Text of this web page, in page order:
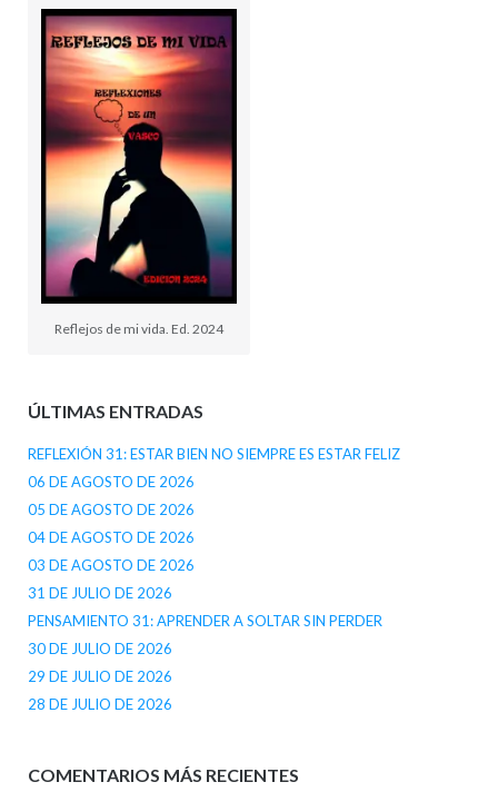
Reflejos de mi vida. Ed. 2024
ÚLTIMAS ENTRADAS
REFLEXIÓN 31: ESTAR BIEN NO SIEMPRE ES ESTAR FELIZ
06 DE AGOSTO DE 2026
05 DE AGOSTO DE 2026
04 DE AGOSTO DE 2026
03 DE AGOSTO DE 2026
31 DE JULIO DE 2026
PENSAMIENTO 31: APRENDER A SOLTAR SIN PERDER
30 DE JULIO DE 2026
29 DE JULIO DE 2026
28 DE JULIO DE 2026
COMENTARIOS MÁS RECIENTES